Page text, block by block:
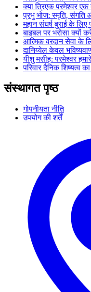
क्या त्रिएक परमेश्वर एक
प्रभु भोज: स्मृति, संगति
महान संघर्ष बुराई के लिए
बाइबल पर भरोसा क्यों
आत्मिक वरदान सेवा के
दानिय्येल केवल
यीशु मसीह: परमेश्वर
परिवार दैनिक शिष्यत्व
संस्थागत पृष्ठ
गोपनीयता नीति
उपयोग की शर्तें